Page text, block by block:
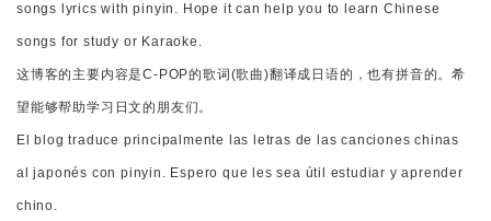
songs lyrics with pinyin. Hope it can help you to learn Chinese
songs for study or Karaoke.
这博客的主要内容是C-POP的歌词 (歌曲)翻译成日语的，也有拼音的。希
望能够帮助学习日文的朋友们。
El blog traduce principalmente las letras de las canciones chinas
al japonés con pinyin. Espero que les sea útil estudiar y aprender
chino.